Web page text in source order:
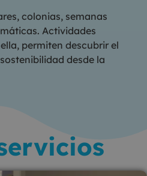
colonias, semanas
Actividades
permiten descubrir el
desde la